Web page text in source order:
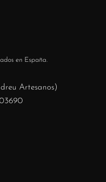
en España.
Artesanos)